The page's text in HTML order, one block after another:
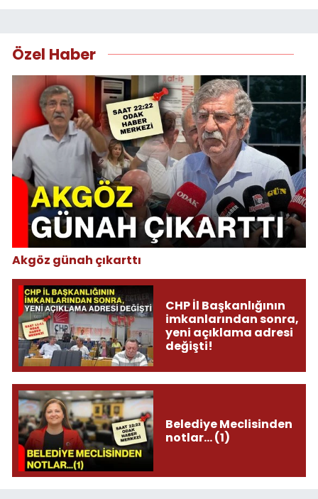
Özel Haber
Akgöz günah çıkarttı
CHP İl Başkanlığının
imkanlarından sonra,
yeni açıklama adresi
değişti!
Belediye Meclisinden
notlar... (1)